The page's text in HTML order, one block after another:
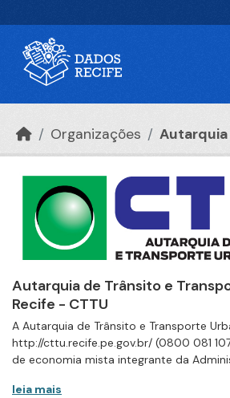
Organizações Autarquia
Autarquia de Trânsito e
Recife - CTTU
A Autarquia de Trânsito e Transporte
http://cttu.recife.pe.gov.br/ (0800 081
de economia mista integrante da
leia mais